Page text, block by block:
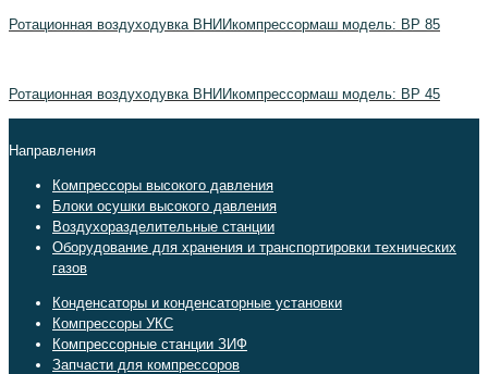
Ротационная воздуходувка ВНИИкомпрессормаш модель: ВР 85
Ротационная воздуходувка ВНИИкомпрессормаш модель: ВР 45
Направления
Компрессоры высокого давления
Блоки осушки высокого давления
Воздухоразделительные станции
Оборудование для хранения и транспортировки технических
газов
Конденсаторы и конденсаторные установки
Компрессоры УКС
Компрессорные станции ЗИФ
Запчасти для компрессоров